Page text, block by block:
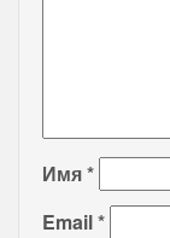
Имя*
Email*